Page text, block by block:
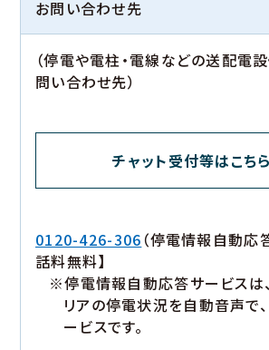
お問い合わせ先
（停電や電柱・電線などの送配電
問い合わせ先）
チャット受付等はこちら
0120-426-306 （停電情報自動応
話料無料】
※停電情報自動応答サービスは
リアの停電状況を自動音声で
ービスです。